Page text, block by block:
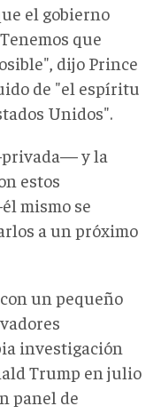
el gobierno
que
dijo Prince
de "el espíritu
Unidos".
y la
estos
mismo se
a un próximo
un pequeño
investigación
Trump en julio
panel de